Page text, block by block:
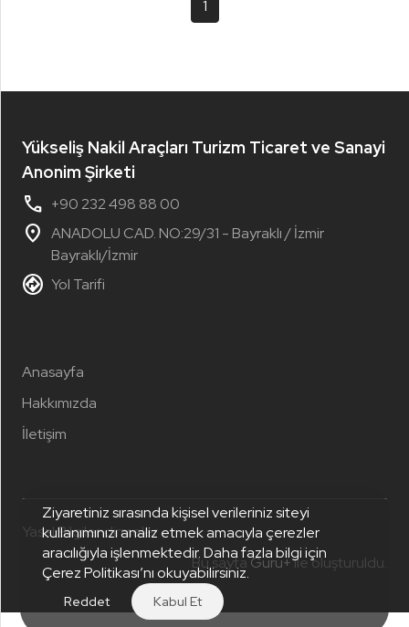
1
Yükseliş Nakil Araçları Turizm Ticaret ve Sanayi
Anonim Şirketi
phone +90 232 498 88 00
location_on ANADOLU CAD. NO:29/31 - Bayraklı / İzmir
Bayraklı/İzmir
assistant_direction Yol Tarifi
Anasayfa
Hakkımızda
İletişim
Yasal Bilgilendirmeler
Bu sayfaGuru+ile oluşturuldu.
Ziyaretiniz sırasında kişisel verileriniz siteyi
kullanımınızı analiz etmek amacıyla çerezler
aracılığıyla işlenmektedir. Daha fazla bilgi için
Çerez Politikası’nı okuyabilirsiniz.
Reddet Kabul Et